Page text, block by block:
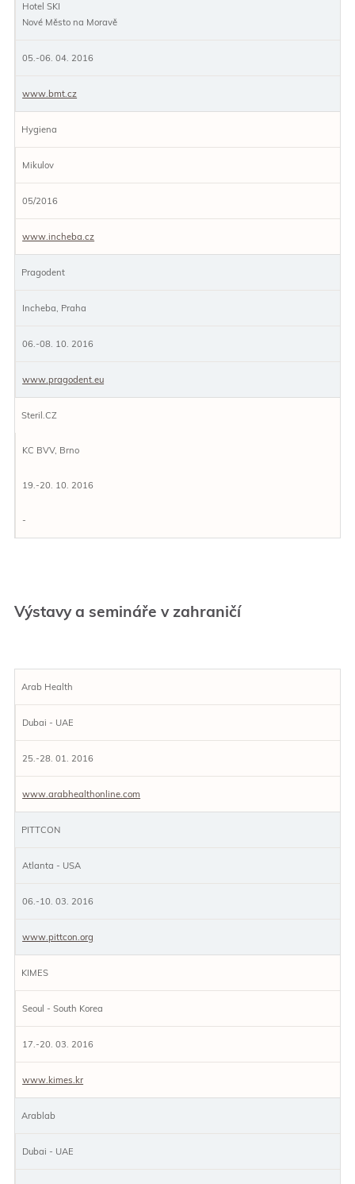
Hotel SKI
Nové Město na Moravě
05.-06. 04. 2016
www.bmt.cz
Hygiena
Mikulov
05/2016
www.incheba.cz
Pragodent
Incheba, Praha
06.-08. 10. 2016
www.pragodent.eu
Steril.CZ
KC BVV, Brno
19.-20. 10. 2016
-
Výstavy a semináře v zahraničí
Arab Health
Dubai - UAE
25.-28. 01. 2016
www.arabhealthonline.com
PITTCON
Atlanta - USA
06.-10. 03. 2016
www.pittcon.org
KIMES
Seoul - South Korea
17.-20. 03. 2016
www.kimes.kr
Arablab
Dubai - UAE